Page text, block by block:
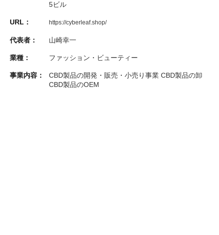
5ビル
URL： https://cyberleaf.shop/
代表者： 山崎幸一
業種： ファッション・ビューティー
事業内容：
CBD製品の開発・販売・小売り事業 CBD製品の卸
CBD製品のOEM